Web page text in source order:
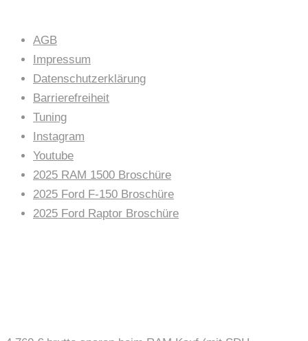
AGB
Impressum
Datenschutzerklärung
Barrierefreiheit
Tuning
Instagram
Youtube
2025 RAM 1500 Broschüre
2025 Ford F-150 Broschüre
2025 Ford Raptor Broschüre